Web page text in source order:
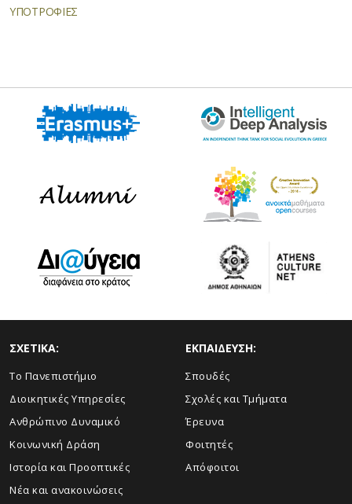
ΥΠΟΤΡΟΦΙΕΣ
ΣΧΕΤΙΚΑ:
Το Πανεπιστήμιο
Διοικητικές Υπηρεσίες
Ανθρώπινο Δυναμικό
Κοινωνική Δράση
Ιστορία και Προοπτικές
Νέα και ανακοινώσεις
ΕΚΠΑΙΔΕΥΣΗ:
Σπουδές
Σχολές και Τμήματα
Έρευνα
Φοιτητές
Απόφοιτοι